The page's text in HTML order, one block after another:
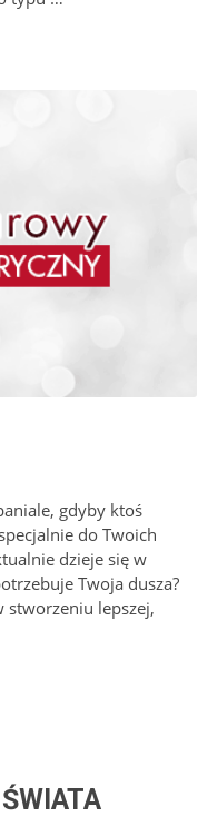
gdyby ktoś
do Twoich
dzieje się w
Twoja dusza?
stworzeniu lepszej,